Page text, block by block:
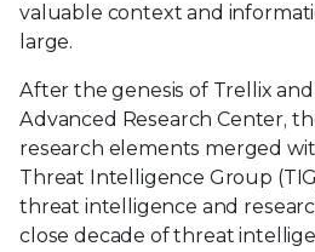
valuable context and
large.
After the genesis of Trellix
Advanced Research Center,
research elements merged
Threat Intelligence Group
threat intelligence and
close decade of threat